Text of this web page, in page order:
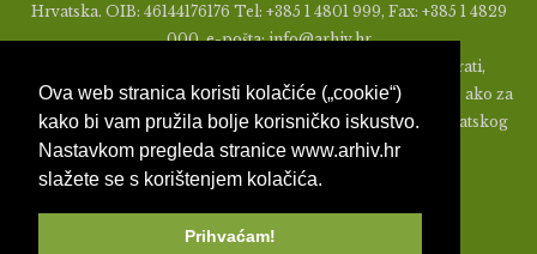
Ova web stranica koristi kolačiće („cookie“)
kako bi vam pružila bolje korisničko iskustvo.
Nastavkom pregleda stranice www.arhiv.hr
slažete se s korištenjem kolačića.
Prihvaćam!
Hrvatska. OIB: 46144176176 Tel: +385 1 4801 999, Fax: +385 1 4829
000, e-pošta: info@arhiv.hr
Zabranjeno je u bilo kojem obliku objavljivati, distribuirati,
mijenjati ili na ikoji način koristiti materijale s ovih stranica, ako za
to nije prethodno izdato pismeno odobrenje od strane Hrvatskog
državnog arhiva.